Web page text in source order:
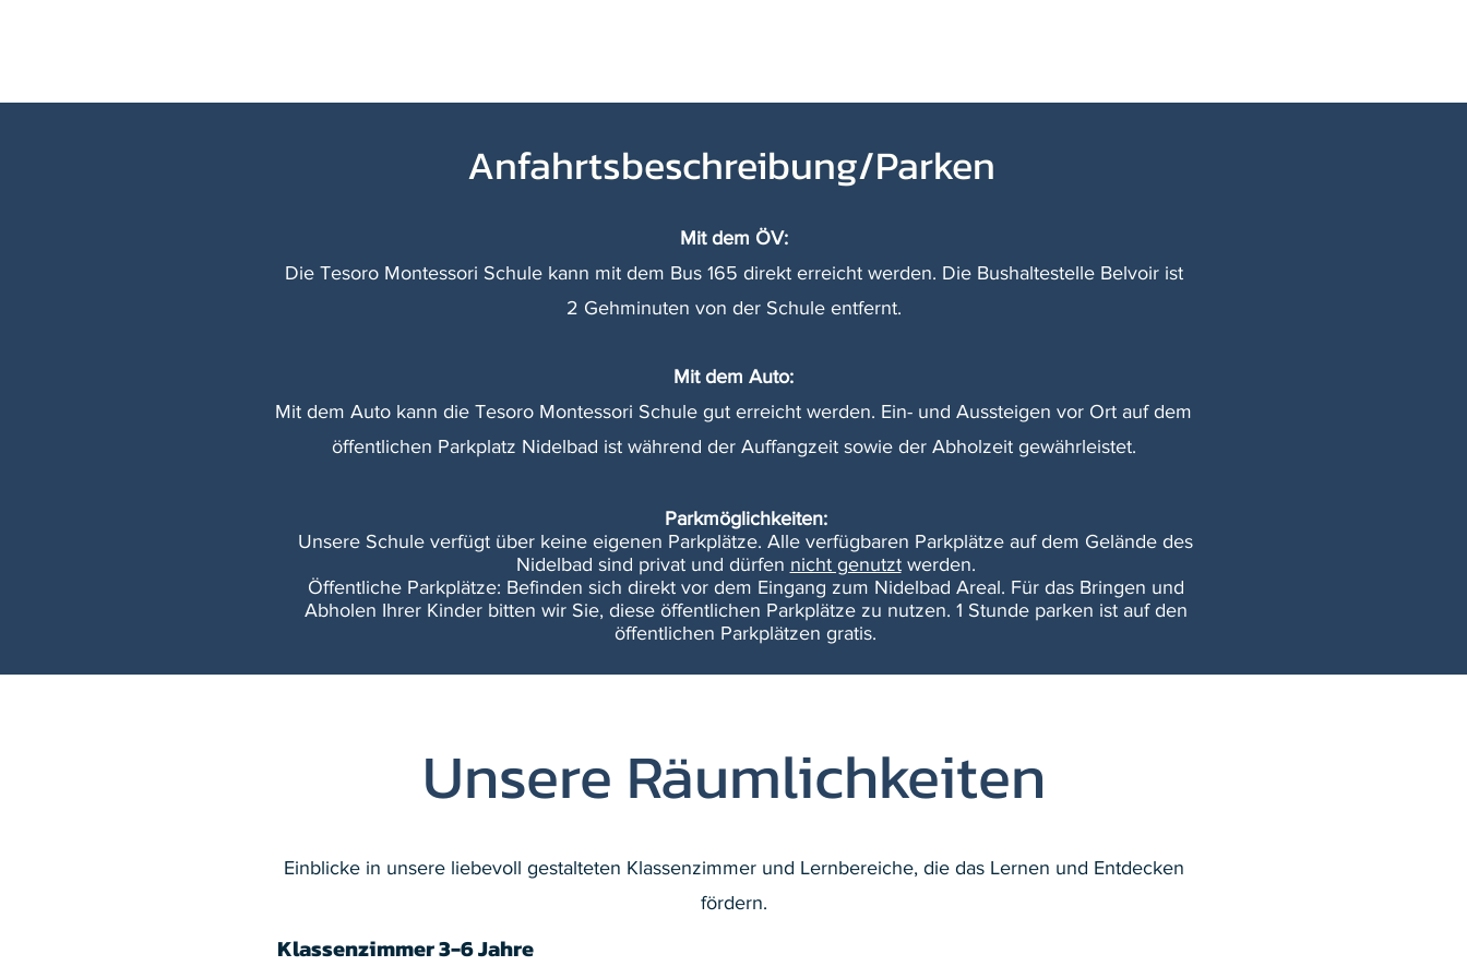
Anfahrtsbeschreibung/Parken
Mit dem ÖV:
Die Tesoro Montessori Schule kann mit dem Bus 165 direkt erreicht werden. Die Bushaltestelle Belvoir ist
2 Gehminuten von der Schule entfernt.
Mit dem Auto:
Mit dem Auto kann die Tesoro Montessori Schule gut erreicht werden. Ein- und Aussteigen vor Ort auf dem
öffentlichen Parkplatz Nidelbad ist während der Auffangzeit sowie der Abholzeit gewährleistet.
Parkmöglichkeiten:
Unsere Schule verfügt über keine eigenen Parkplätze. Alle verfügbaren Parkplätze auf dem Gelände des
Nidelbad sind privat und dürfen nicht genutztwerden.
Öffentliche Parkplätze: Befinden sich direkt vor dem Eingang zum Nidelbad Areal. Für das Bringen und
Abholen Ihrer Kinder bitten wir Sie, diese öffentlichen Parkplätze zu nutzen. 1 Stunde parken ist auf den
öffentlichen Parkplätzen gratis.
Unsere Räumlichkeiten
Einblicke in unsere liebevoll gestalteten Klassenzimmer und Lernbereiche, die das Lernen und Entdecken
fördern.
Klassenzimmer 3-6 Jahre